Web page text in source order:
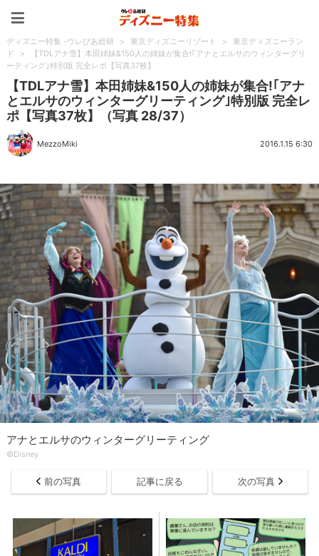
ディズニー特集 -ウレぴあ総研 > 東京ディズニーリゾート >
東京ディズニーラン
ド
>
【TDLアナ雪】本田姉妹&150人の姉妹が集合!｢アナとエルサのウィンターグリ
ーティング｣特別版 完全レポ【写真37枚】
【TDLアナ雪】本田姉妹&150人の姉妹が集合!｢アナ
とエルサのウィンターグリーティング｣特別版 完全レ
ポ【写真37枚】（写真 28/37）
MezzoMiki 2016.1.15 6:30
アナとエルサのウィンターグリーティング
©Disney
前の写真 記事に戻る 次の写真